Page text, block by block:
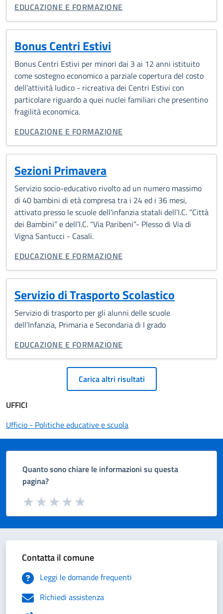
CATEGORIA CORRELATA:
EDUCAZIONE E FORMAZIONE
Bonus Centri Estivi
Bonus Centri Estivi per minori dai 3 ai 12 anni istituito
come sostegno economico a parziale copertura del costo
dell’attività ludico - ricreativa dei Centri Estivi con
particolare riguardo a quei nuclei familiari che presentino
fragilità economica.
CATEGORIA CORRELATA:
EDUCAZIONE E FORMAZIONE
Sezioni Primavera
Servizio socio-educativo rivolto ad un numero massimo
di 40 bambini di età compresa tra i 24 ed i 36 mesi,
attivato presso le scuole dell'infanzia statali dell’I.C. “Città
dei Bambini” e dell’I.C. “Via Paribeni”- Plesso di Via di
Vigna Santucci - Casali.
CATEGORIA CORRELATA:
EDUCAZIONE E FORMAZIONE
Servizio di Trasporto Scolastico
Servizio di trasporto per gli alunni delle scuole
dell’Infanzia, Primaria e Secondaria di I grado
CATEGORIA CORRELATA:
EDUCAZIONE E FORMAZIONE
Paginazione
Carica altri risultati
UFFICI
Ufficio - Politiche educative e scuola
Quanto sono chiare le informazioni su questa
pagina?
Valuta da 1 a 5 stelle la pagina
Valuta 5 stelle su 5
Valuta 4 stelle su 5
Valuta 3 stelle su 5
Valuta 2 stelle su 5
Valuta 1 stelle su 5
Contatta il comune
Leggi le domande frequenti
Richiedi assistenza